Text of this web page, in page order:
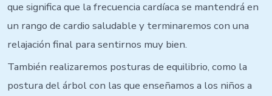
que significa que la frecuencia cardíaca se mantendrá en
un rango de cardio saludable y terminaremos con una
relajación final para sentirnos muy bien.
También realizaremos posturas de equilibrio, como la
postura del árbol con las que enseñamos a los niños a